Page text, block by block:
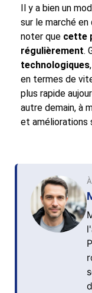
Il y a bien un
sur le marché
noter que cette
régulièrement.
technologiques
en termes de
plus rapide
autre demain, à
et améliorations